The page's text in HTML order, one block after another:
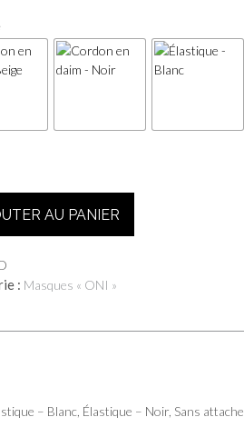
AU PANIER
: Masques « ONI »
– Blanc, Élastique – Noir, Sans attache